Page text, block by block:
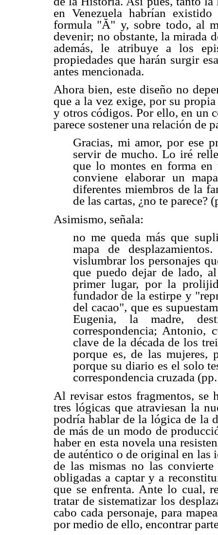
en Venezuela habrían
formula "Ă" y, sobre todo, al
devenir; no obstante, la mirada
además, le atribuye a los
propiedades que harán surgir
antes mencionada.
Ahora bien, este diseño no
que a la vez exige, por su
y otros códigos. Por ello, en un
parece sostener una relación de
Gracias, mi amor, por ese
servir de mucho. Lo iré
que lo montes en forma en
conviene elaborar un
diferentes miembros de la
de las cartas, ¿no te parece?
Asimismo, señala:
no me queda más que
mapa de
vislumbrar los personajes
que puedo dejar de lado,
primer lugar, por la
fundador de la estirpe y
del cacao", que es
Eugenia, la madre,
correspondencia; Antonio,
clave de la década de los
porque es, de las mujeres,
porque su diario es el solo
correspondencia cruzada
Al revisar estos fragmentos, se
tres lógicas que atraviesan la
podría hablar de la lógica de la
de más de un modo de
haber en esta novela una
de auténtico o de original en las
de las mismas no las
obligadas a captar y a
que se enfrenta. Ante lo cual,
tratar de sistematizar los
cabo cada personaje, para
por medio de ello, encontrar